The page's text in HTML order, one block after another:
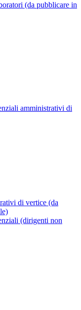
(da pubblicare in
amministrativi di
di vertice (da
(dirigenti non